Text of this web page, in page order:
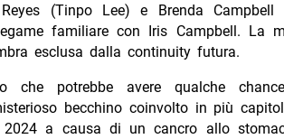
(Tinpo Lee) e Brenda Campbell
familiare con Iris Campbell. La
esclusa dalla continuity futura.
che potrebbe avere qualche
becchino coinvolto in più
a causa di un cancro allo